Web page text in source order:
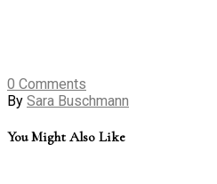
0 Comments
By Sara Buschmann
You Might Also Like